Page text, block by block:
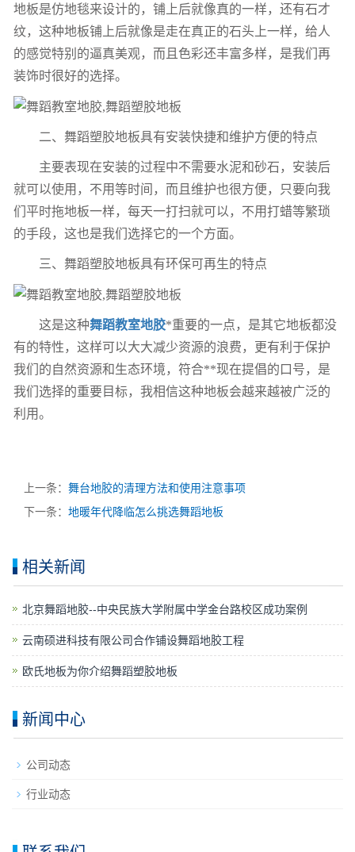
地板是仿地毯来设计的，铺上后就像真的一样，还有石才
纹，这种地板铺上后就像是走在真正的石头上一样，给人
的感觉特别的逼真美观，而且色彩还丰富多样，是我们再
装饰时很好的选择。
二、 舞蹈塑胶地板具有安装快捷和维护方便的特点
主要表现在安装的过程中不需要水泥和砂石，安装后
就可以使用，不用等时间，而且维护也很方便，只要向我
们平时拖地板一样，每天一打扫就可以，不用打蜡等繁琐
的手段，这也是我们选择它的一个方面。
三、 舞蹈塑胶地板具有环保可再生的特点
这是这种舞蹈教室地胶*重要的一点，是其它地板都没
有的特性，这样可以大大减少资源的浪费，更有利于保护
我们的自然资源和生态环境，符合**现在提倡的口号，是
我们选择的重要目标，我相信这种地板会越来越被广泛的
利用。
上一条： 舞台地胶的清理方法和使用注意事项
下一条： 地暖年代降临怎么挑选舞蹈地板
相关新闻
​北京舞蹈地胶--中央民族大学附属中学金台路校区成功案例
云南硕进科技有限公司合作铺设舞蹈地胶工程
欧氏地板为你介绍舞蹈塑胶地板
新闻中心
公司动态
行业动态